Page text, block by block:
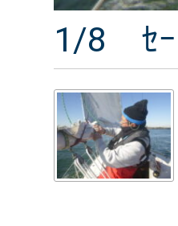
1/8 ｾｰ